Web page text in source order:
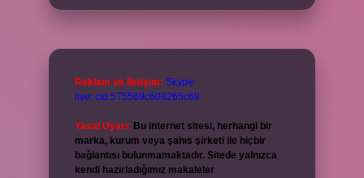
Reklam ve İletişim: Skype:
live:.cid.575569c608265c69
Yasal Uyarı: Bu internet sitesi, herhangi bir
marka, kurum veya şahıs şirketi ile hiçbir
bağlantısı bulunmamaktadır. Sitede yalnızca
kendi hazırladığımız makaleler